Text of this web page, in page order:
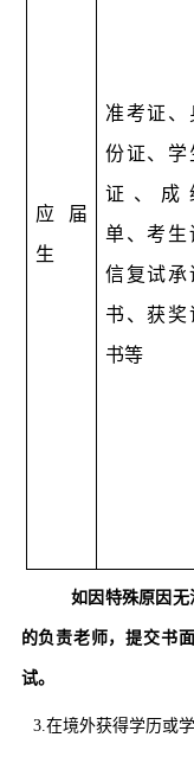
应届
生
准考证、
份证、学
证、成
单、考生
信复试承
书、获奖
书等
如因特殊原因
的负责老师，提交书
试。
3.在境外获得学历或